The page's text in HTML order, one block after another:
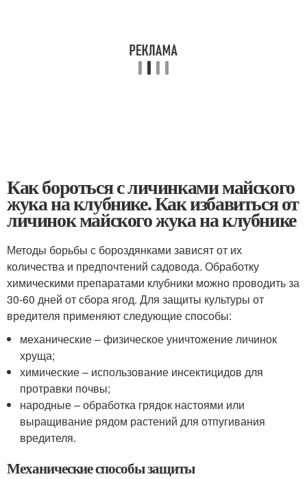
Как бороться с личинками майского
жука на клубнике. Как избавиться от
личинок майского жука на клубнике
Методы борьбы с бороздянками зависят от их
количества и предпочтений садовода. Обработку
химическими препаратами клубники можно проводить за
30-60 дней от сбора ягод. Для защиты культуры от
вредителя применяют следующие способы:
механические – физическое уничтожение личинок
хруща;
химические – использование инсектицидов для
протравки почвы;
народные – обработка грядок настоями или
выращивание рядом растений для отпугивания
вредителя.
Механические способы защиты